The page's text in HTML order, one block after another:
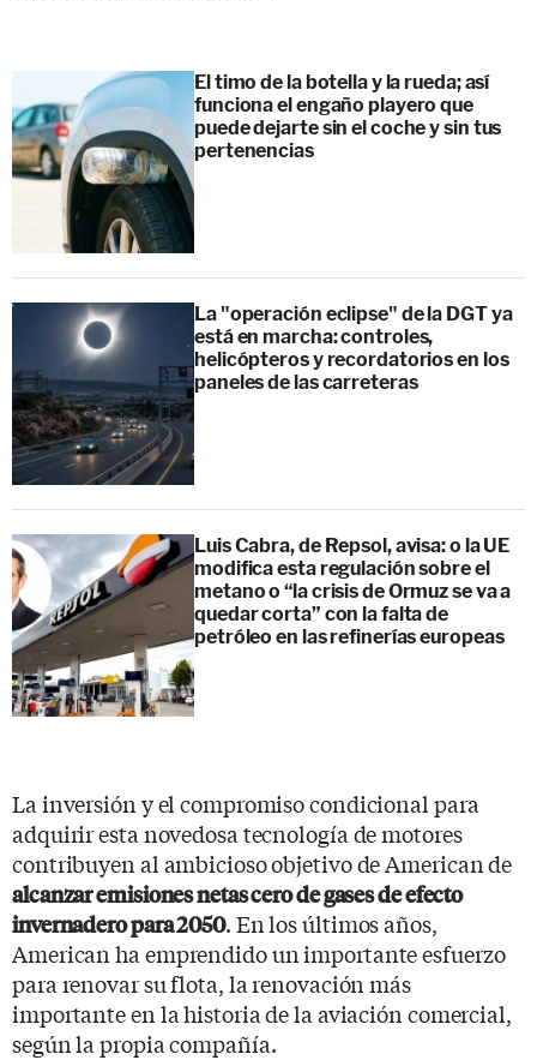
El timo de la botella y la rueda; así
funciona el engaño playero que
puede dejarte sin el coche y sin tus
pertenencias
La "operación eclipse" de la DGT ya
está en marcha: controles,
helicópteros y recordatorios en los
paneles de las carreteras
Luis Cabra, de Repsol, avisa: o la UE
modifica esta regulación sobre el
metano o “la crisis de Ormuz se va a
quedar corta” con la falta de
petróleo en las refinerías europeas
La inversión y el compromiso condicional para
adquirir esta novedosa tecnología de motores
contribuyen al ambicioso objetivo de American de
alcanzar emisiones netas cero de gases de efecto
invernadero para 2050. En los últimos años,
American ha emprendido un importante esfuerzo
para renovar su flota, la renovación más
importante en la historia de la aviación comercial,
según la propia compañía.